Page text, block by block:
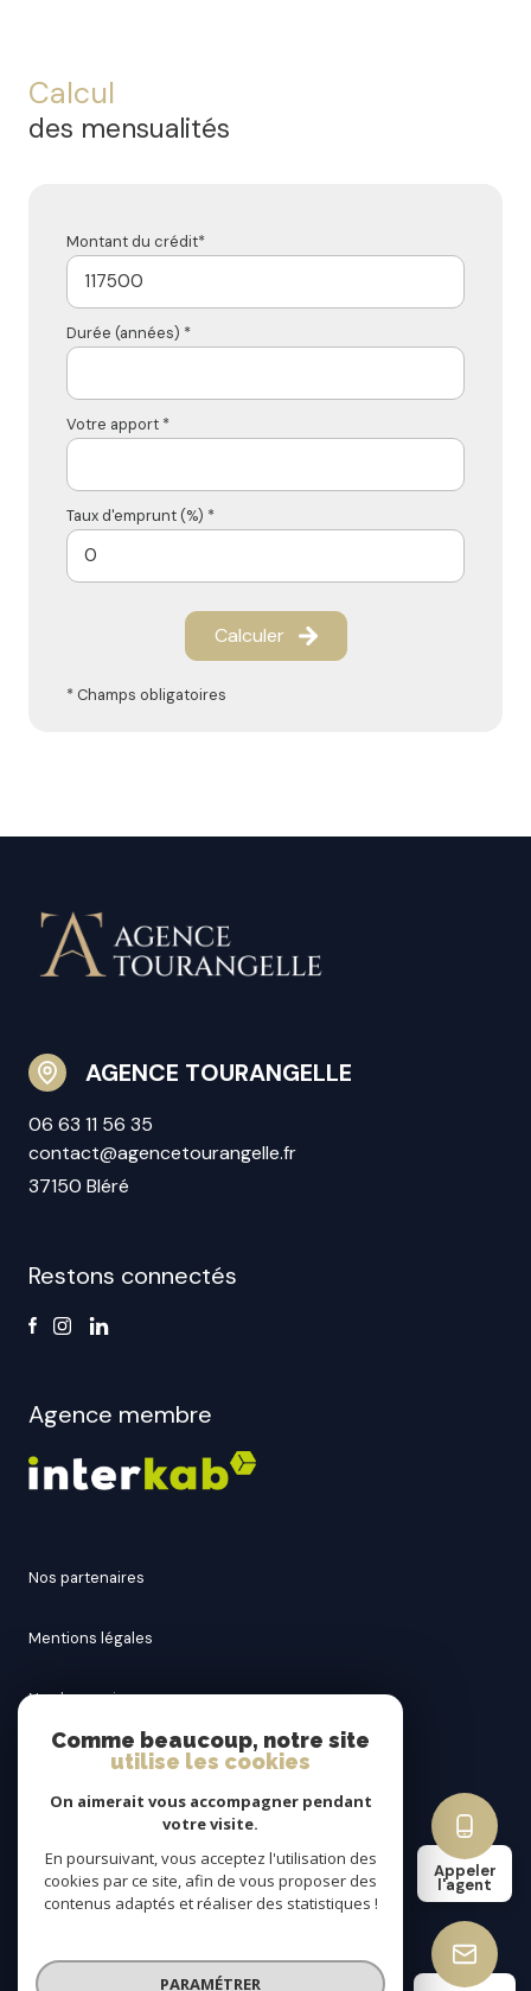
Appeler
l'agent
Calcul
des mensualités
Montant du crédit*
Durée (années) *
Votre apport *
Taux d'emprunt (%) *
Calculer
* Champs obligatoires
AGENCE TOURANGELLE
06 63 11 56 35
contact@agencetourangelle.fr
37150 Bléré
Restons connectés
Agence membre
nos partenaires
mentions légales
nos honoraires
cookies
© 2026 | Tous droits réservés
Comme beaucoup, notre site
utilise les cookies
On aimerait vous accompagner pendant
votre visite.
En poursuivant, vous acceptez l'utilisation des
cookies par ce site, afin de vous proposer des
contenus adaptés et réaliser des statistiques !
PARAMÉTRER